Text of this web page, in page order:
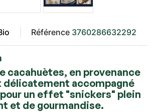
Référence 3760286632292
cacahuètes, en provenance
délicatement accompagné
pour un effet "snickers" plein
et de gourmandise.